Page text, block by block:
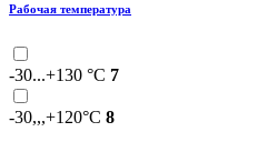
Рабочая температура
-30...+130 °С 7
-30,,,+120°С 8